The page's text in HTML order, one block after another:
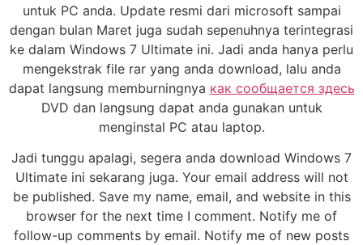
untuk PC anda. Update resmi dari microsoft sampai
dengan bulan Maret juga sudah sepenuhnya terintegrasi
ke dalam Windows 7 Ultimate ini. Jadi anda hanya perlu
mengekstrak file rar yang anda download, lalu anda
dapat langsung memburningnya как сообщается здесь
DVD dan langsung dapat anda gunakan untuk
menginstal PC atau laptop.
Jadi tunggu apalagi, segera anda download Windows 7
Ultimate ini sekarang juga. Your email address will not
be published. Save my name, email, and website in this
browser for the next time I comment. Notify me of
follow-up comments by email. Notify me of new posts